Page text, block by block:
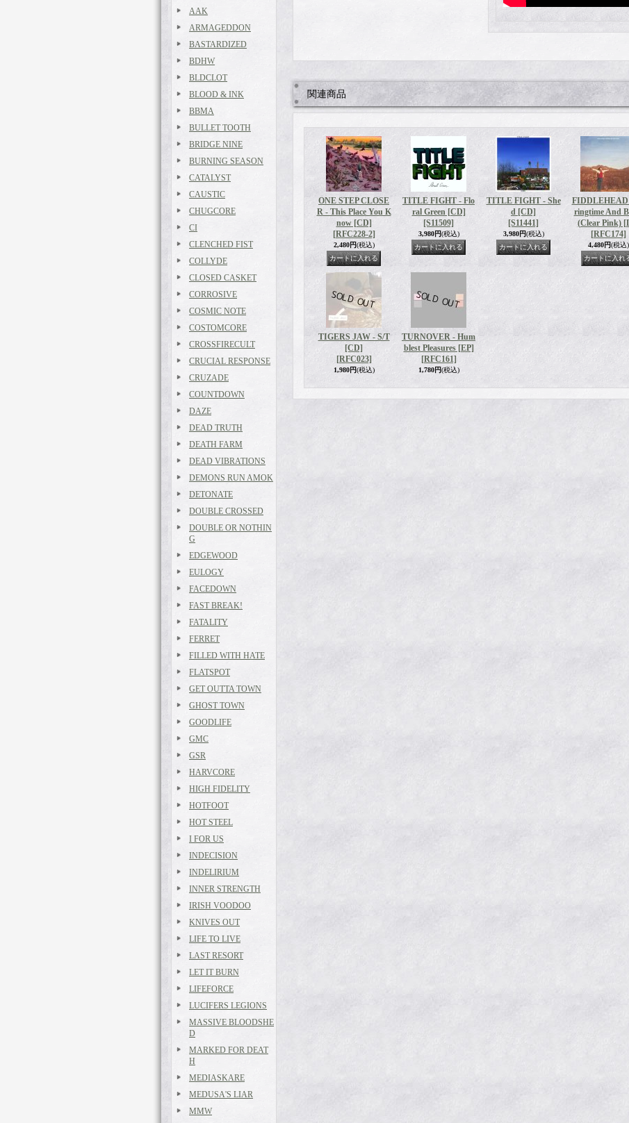
AAK
ARMAGEDDON
BASTARDIZED
BDHW
BLDCLOT
BLOOD & INK
BBMA
BULLET TOOTH
BRIDGE NINE
BURNING SEASON
CATALYST
CAUSTIC
CHUGCORE
CI
CLENCHED FIST
COLLYDE
CLOSED CASKET
CORROSIVE
COSMIC NOTE
COSTOMCORE
CROSSFIRECULT
CRUCIAL RESPONSE
CRUZADE
COUNTDOWN
DAZE
DEAD TRUTH
DEATH FARM
DEAD VIBRATIONS
DEMONS RUN AMOK
DETONATE
DOUBLE CROSSED
DOUBLE OR NOTHIN
G
EDGEWOOD
EULOGY
FACEDOWN
FAST BREAK!
FATALITY
FERRET
FILLED WITH HATE
FLATSPOT
GET OUTTA TOWN
GHOST TOWN
GOODLIFE
GMC
GSR
HARVCORE
HIGH FIDELITY
HOTFOOT
HOT STEEL
I FOR US
INDECISION
INDELIRIUM
INNER STRENGTH
IRISH VOODOO
KNIVES OUT
LIFE TO LIVE
LAST RESORT
LET IT BURN
LIFEFORCE
LUCIFERS LEGIONS
MASSIVE BLOODSHE
D
MARKED FOR DEAT
H
MEDIASKARE
MEDUSA'S LIAR
MMW
関連商品
ONE STEP CLOSE
R - This Place You K
now [CD]
[RFC228-2]
2,480円(税込)
TITLE FIGHT - Flo
ral Green [CD]
[S11509]
3,980円(税込)
TITLE FIGHT - She
d [CD]
[S11441]
3,980円(税込)
FIDDLEHEAD
ringtime And
(Clear Pink)
[RFC174]
4,480円(税込)
TIGERS JAW - S/T
[CD]
[RFC023]
1,980円(税込)
TURNOVER - Hum
blest Pleasures [EP]
[RFC161]
1,780円(税込)